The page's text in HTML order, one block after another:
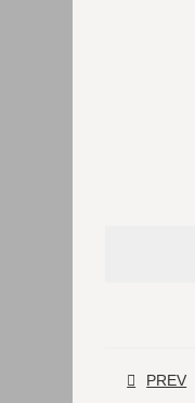
PREV